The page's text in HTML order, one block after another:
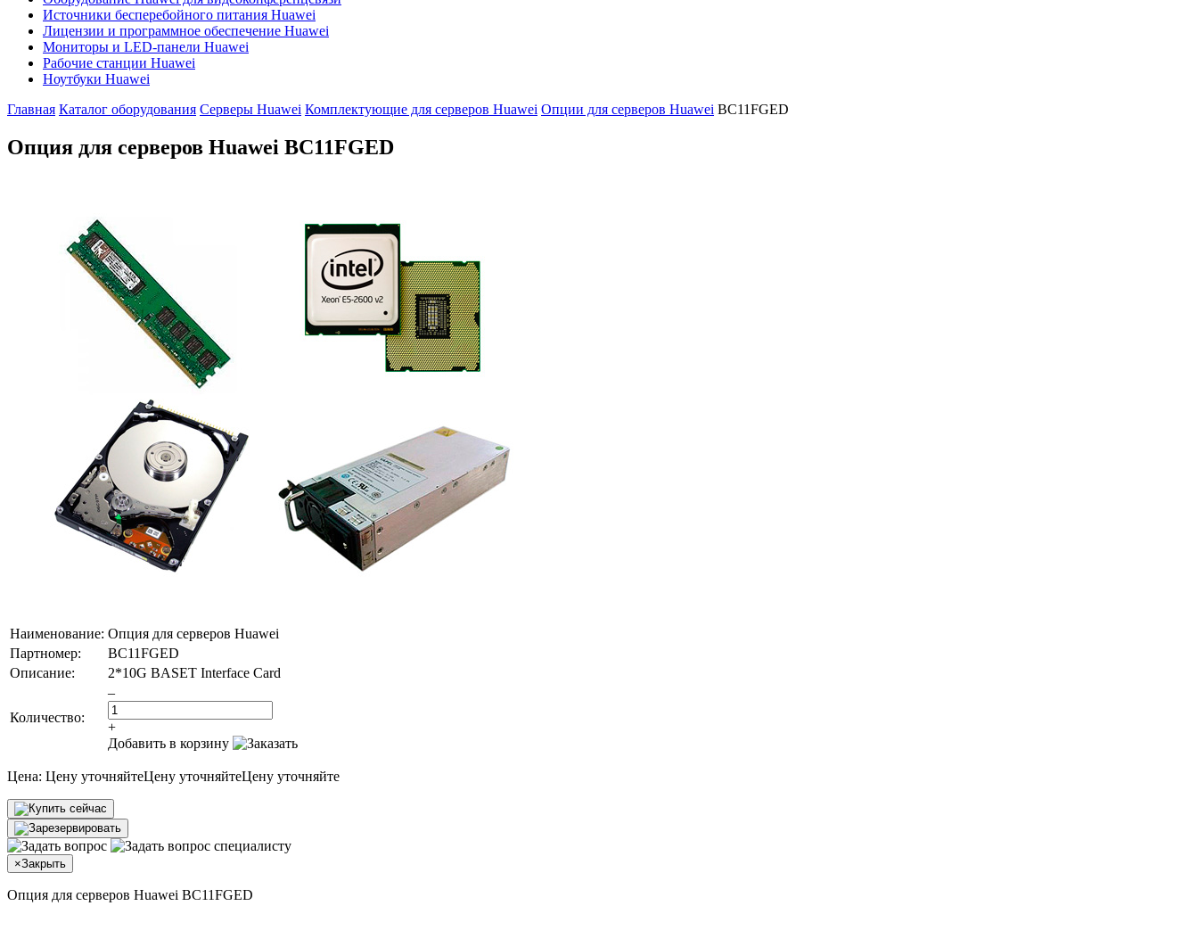
Источники бесперебойного питания Huawei
Лицензии и программное обеспечение Huawei
Мониторы и LED-панели Huawei
Рабочие станции Huawei
Ноутбуки Huawei
Главная Каталог оборудования Серверы Huawei Комплектующие для серверов Huawei Опции для серверов Huawei BC11FGED
Опция для серверов Huawei BC11FGED
Наименование: Опция для серверов Huawei
Партномер:
BC11FGED
Описание:
2*10G BASET Interface Card
Количество:
–
+
Добавить в корзину
Цена: Цену уточняйтеЦену уточняйтеЦену уточняйте
×Закрыть
Опция для серверов Huawei BC11FGED